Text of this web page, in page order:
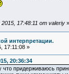
17:48:11 от valeriy»
интерпретации.
17:11:08 »
20:36:34
придерживаюсь